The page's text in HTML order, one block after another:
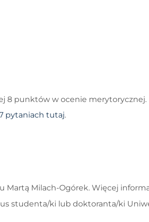
8 punktów w ocenie merytorycznej.
pytaniach tutaj.
Milach-Ogórek. Więcej
studenta/ki lub doktoranta/ki